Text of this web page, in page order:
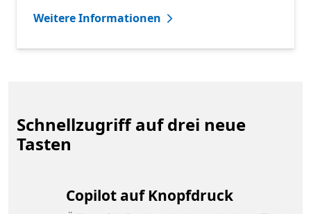
Weitere Informationen
Schnellzugriff auf drei neue
Tasten
Copilot auf Knopfdruck